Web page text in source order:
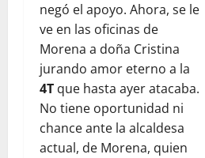
negó el apoyo. Ahora, se le
ve en las oficinas de
Morena a doña Cristina
jurando amor eterno a la
4T que hasta ayer atacaba.
No tiene oportunidad ni
chance ante la alcaldesa
actual, de Morena, quien